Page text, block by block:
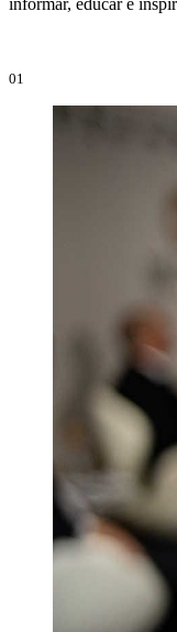
informar, educar e
01